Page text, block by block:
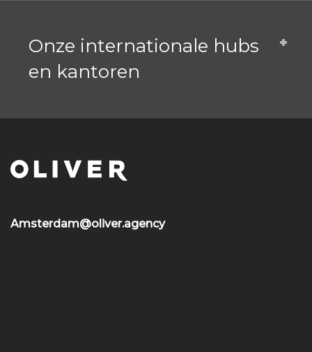
Onze internationale hubs
en kantoren
Amsterdam@oliver.agency